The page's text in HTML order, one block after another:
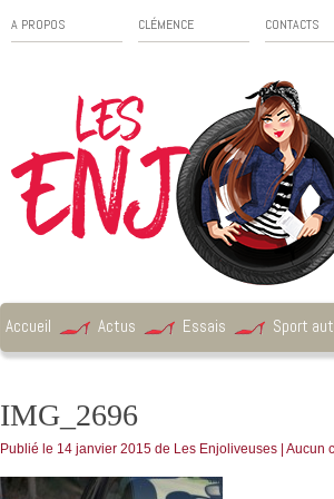
A PROPOS CLÉMENCE CONTACTS
Accueil Actus Essais Sport
IMG_2696
Publié le 14 janvier 2015 de Les Enjoliveuses Aucun